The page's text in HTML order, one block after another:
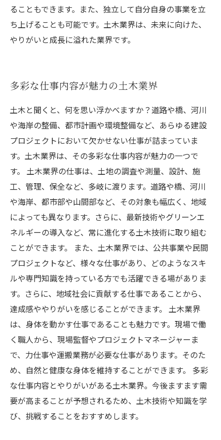
ることもできます。また、独立して自分自身の事業を立
ち上げることも可能です。土木業界は、未来に向けた、
やりがいと成長に溢れた業界です。
多彩な仕事内容が魅力の土木業界
土木と聞くと、何を思い浮かべますか？道路や橋、河川
や海岸の整備、都市計画や環境整備など、あらゆる建設
プロジェクトにおいて欠かせない仕事が詰まっていま
す。土木業界は、その多彩な仕事内容が魅力の一つで
す。 土木業界の仕事は、土地の調査や測量、設計、施
工、管理、保全など、多岐に渡ります。道路や橋、河川
や海岸、都市部や山間部など、その対象も幅広く、地域
によっても異なります。さらに、最新技術やグリーンエ
ネルギーの導入など、常に進化する土木技術に取り組む
ことができます。 また、土木業界では、公共事業や民間
プロジェクトなど、様々な仕事があり、どのようなスキ
ルや専門知識を持っている方でも活躍できる場がありま
す。さらに、地域社会に貢献する仕事であることから、
達成感ややりがいを感じることができます。 土木業界
は、身体を動かす仕事であることも魅力です。現場で働
く職人から、現場監督やプロジェクトマネージャーま
で、力仕事や運搬業務が必要な仕事があります。そのた
め、自然と健康な身体を維持することができます。 多彩
な仕事内容とやりがいがある土木業界。今後ますます需
要が高まることが予想されるため、土木技術や知識を学
び、挑戦することをおすすめします。